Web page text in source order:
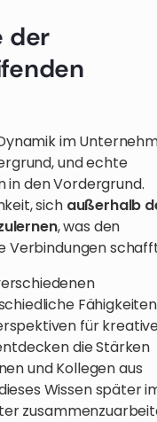
der
im
und echte
in den Vordergrund.
sich außerhalb
, was den
Verbindungen
Fähigkeiten
für
die Stärken
und Kollegen aus
Wissen später